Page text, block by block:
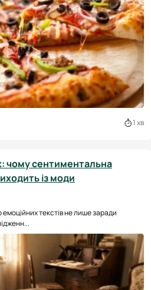
1 хв
чому сентиментальна
із моди
текстів не лише заради